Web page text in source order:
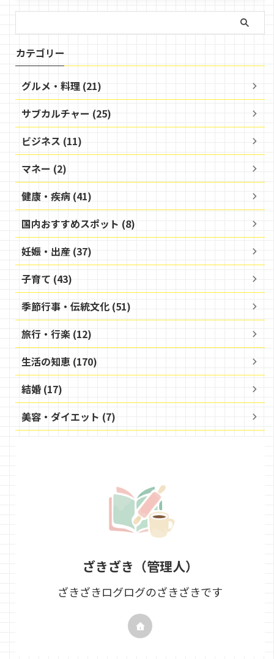
カテゴリー
グルメ・料理 (21)
サブカルチャー (25)
ビジネス (11)
マネー (2)
健康・疾病 (41)
国内おすすめスポット (8)
妊娠・出産 (37)
子育て (43)
季節行事・伝統文化 (51)
旅行・行楽 (12)
生活の知恵 (170)
結婚 (17)
美容・ダイエット (7)
ざきざき（管理人）
ざきざきログログのざきざきです